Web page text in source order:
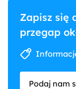
Zapisz się
przegap
Podaj nam